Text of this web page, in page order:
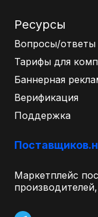
Ресурсы
Вопросы/ответы
Тарифы для
Баннерная
Верификация
Поддержка
Маркетплейс